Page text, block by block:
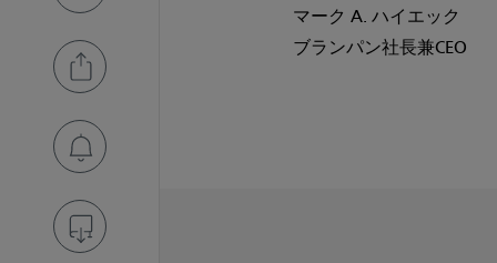
マーク A. ハイエック
ブランパン社長兼CEO